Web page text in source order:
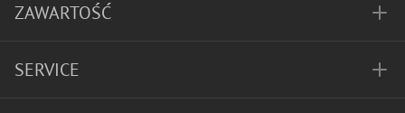
ZAWARTOŚĆ
SERVICE